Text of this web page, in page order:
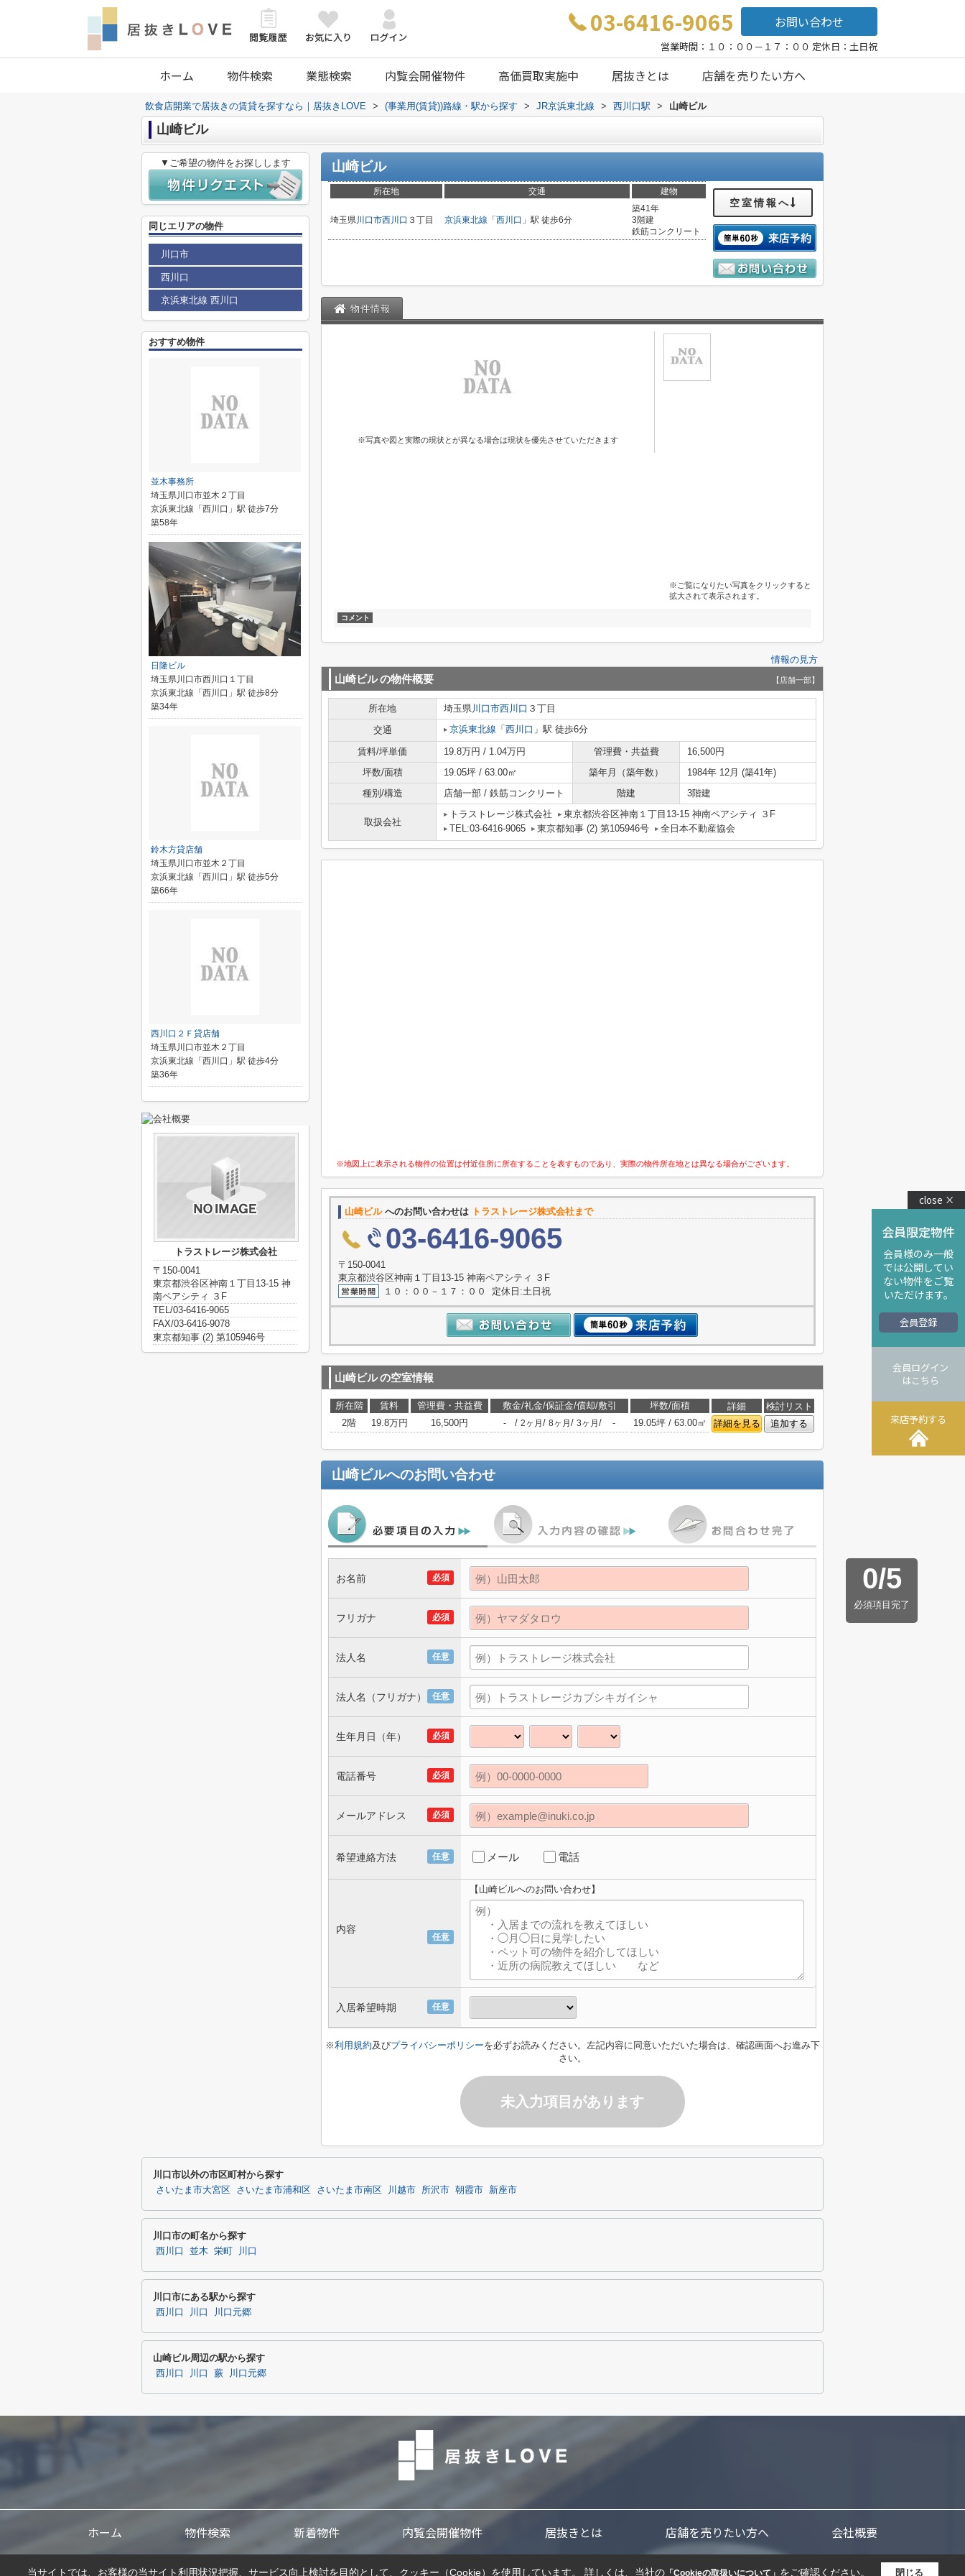
03-6416-9065 お問い合わせ
営業時間：１０：００－１７：００ 定休日：土日祝
ホーム 物件検索 業態検索 内覧会開催物件 高価買取実施中 居抜きとは 店舗を売りたい方へ
close ×
会員限定物件
会員様のみ一般
では公開してい
ない物件をご覧
いただけます。
会員登録
会員ログイン
はこちら
来店予約する
飲食店開業で居抜きの賃貸を探すなら｜居抜きLOVE > (事業用(賃貸))路線・駅から探す > JR京浜東北線 > 西川口駅 > 山崎ビル
山崎ビル
山崎ビル
所在地 交通 建物
埼玉県川口市西川口 ３丁目 京浜東北線 「 西川口 」駅 徒歩6分
築41年
3階建
鉄筋コンクリート
空室情報へ
物件情報
※写真や図と実際の現状とが異なる場合は現状を優先させていただきます
※ご覧になりたい写真をクリックすると
拡大されて表示されます。
コメント
情報の見方
山崎ビルの物件概要 【店舗一部】
所在地 埼玉県川口市西川口 ３丁目
交通
京浜東北線 「 西川口 」駅 徒歩6分
賃料/坪単価 19.8万円 / 1.04万円 管理費・共益費
16,500円
坪数/面積
19.05坪 / 63.00㎡ 築年月（築年数）
1984年 12月 (築41年)
種別/構造
店舗一部 / 鉄筋コンクリート 階建 3階建
取扱会社
トラストレージ株式会社
東京都渋谷区神南１丁目13-15 神南ペアシティ ３F
TEL:03-6416-9065
東京都知事 (2) 第105946号 全日本不動産協会
※地図上に表示される物件の位置は付近住所に所在することを表すものであり、実際の物件所在地とは異なる場合がございます。
山崎ビルへのお問い合わせは トラストレージ株式会社まで
03-6416-9065
〒150-0041
東京都渋谷区神南１丁目13-15 神南ペアシティ ３F
１０：００－１７：００ 定休日:土日祝
山崎ビルの空室情報
所在階 賃料 管理費・共益費 敷金/礼金/保証金/償却/敷引 坪数/面積 詳細
検討リスト
2階
19.8万円 16,500円 - / 2ヶ月 / 8ヶ月 / 3ヶ月 / - 19.05坪 / 63.00㎡ 詳細を見る 追加する
山崎ビルへのお問い合わせ
0/5
必須項目完了
必須
お名前
必須
フリガナ
任意
法人名
任意
法人名（フリガナ）
必須
生年月日（年）
必須
電話番号
必須
メールアドレス
任意
希望連絡方法 メール 電話
任意
内容
【山崎ビルへのお問い合わせ】
任意
入居希望時期
※利用規約及びプライバシーポリシーを必ずお読みください。左記内容に同意いただいた場合は、確認画面へお進み下
さい。
未入力項目があります
▼ご希望の物件をお探しします
同じエリアの物件
川口市
西川口
京浜東北線 西川口
おすすめ物件
並木事務所
埼玉県川口市並木２丁目
京浜東北線「西川口」駅 徒歩7分
築58年
日隆ビル
埼玉県川口市西川口１丁目
京浜東北線「西川口」駅 徒歩8分
築34年
鈴木方貸店舗
埼玉県川口市並木２丁目
京浜東北線「西川口」駅 徒歩5分
築66年
西川口２Ｆ貸店舗
埼玉県川口市並木２丁目
京浜東北線「西川口」駅 徒歩4分
築36年
トラストレージ株式会社
〒150-0041
東京都渋谷区神南１丁目13-15 神
南ペアシティ ３F
TEL/03-6416-9065
FAX/03-6416-9078
東京都知事 (2) 第105946号
川口市以外の市区町村から探す
さいたま市大宮区 さいたま市浦和区 さいたま市南区 川越市 所沢市 朝霞市 新座市
川口市の町名から探す
西川口 並木 栄町 川口
川口市にある駅から探す
西川口 川口 川口元郷
山崎ビル周辺の駅から探す
西川口 川口 蕨 川口元郷
ホーム 物件検索 新着物件 内覧会開催物件 居抜きとは 店舗を売りたい方へ 会社概要
当サイトでは、お客様の当サイト利用状況把握、サービス向上検討を目的として、クッキー（Cookie）を使用しています。 詳しくは、当社の「Cookieの取扱いについて」 をご確認ください。 閉じる